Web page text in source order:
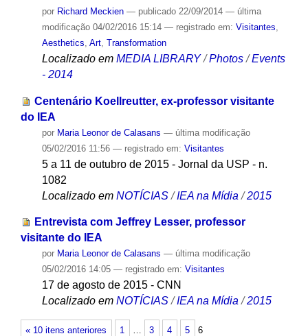
por Richard Meckien — publicado22/09/2014 — última
modificação04/02/2016 15:14 — registrado em: Visitantes,
Aesthetics, Art, Transformation
Localizado em MEDIA LIBRARY /Photos /Events
- 2014
Centenário Koellreutter, ex-professor visitante
do IEA
por Maria Leonor de Calasans — última modificação
05/02/2016 11:56 — registrado em: Visitantes
5 a 11 de outubro de 2015 - Jornal da USP - n.
1082
Localizado em NOTÍCIAS /IEA na Mídia /2015
Entrevista com Jeffrey Lesser, professor
visitante do IEA
por Maria Leonor de Calasans — última modificação
05/02/2016 14:05 — registrado em: Visitantes
17 de agosto de 2015 - CNN
Localizado em NOTÍCIAS /IEA na Mídia /2015
« 10 itens anteriores 1 3 4 5 6